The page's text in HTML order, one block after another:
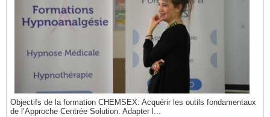
Objectifs de la formation CHEMSEX: Acquérir les outils fondamentaux
de l’Approche Centrée Solution. Adapter l...